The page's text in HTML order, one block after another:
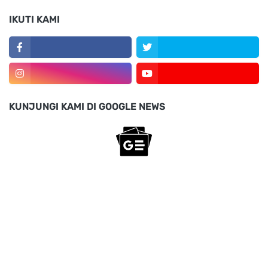
IKUTI KAMI
KUNJUNGI KAMI DI GOOGLE NEWS